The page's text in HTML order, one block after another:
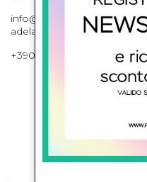
info@petitpasha.com,
+39081643421 ,
ISCRIVITI